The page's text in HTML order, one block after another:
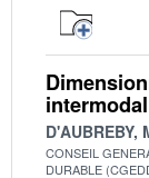
D'AUBREBY,
CONSEIL
DURABLE